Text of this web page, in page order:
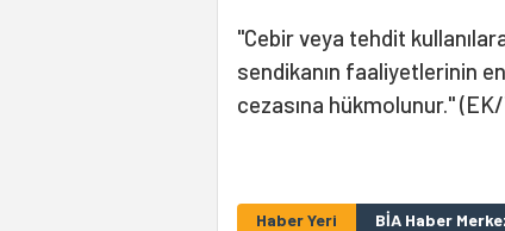
"Cebir veya tehdit
sendikanın faaliyetlerinin
cezasına hükmolunur."
Haber Yeri BİA Haber